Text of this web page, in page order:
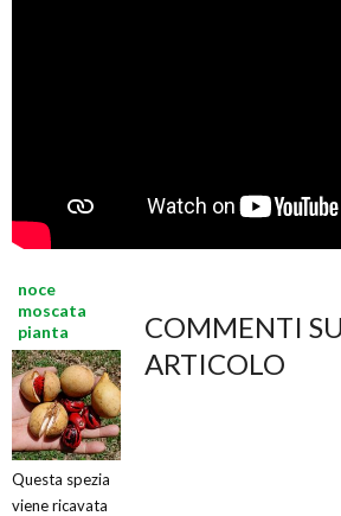
noce
moscata
pianta
Questa spezia
viene ricavata
COMMENTI
ARTICOLO